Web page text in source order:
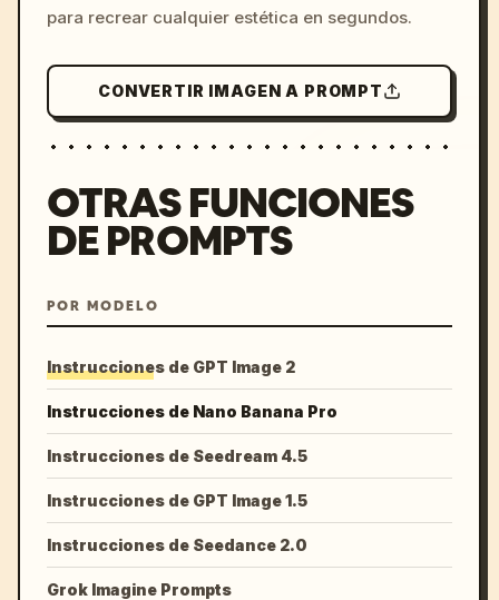
para recrear cualquier estética en segundos.
CONVERTIR IMAGEN A PROMPT
OTRAS FUNCIONES
DE PROMPTS
POR MODELO
Instrucciones de GPT Image 2
Instrucciones de Nano Banana Pro
Instrucciones de Seedream 4.5
Instrucciones de GPT Image 1.5
Instrucciones de Seedance 2.0
Grok Imagine Prompts